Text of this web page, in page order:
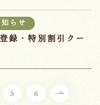
知らせ
登録・特別割引クー
5 6